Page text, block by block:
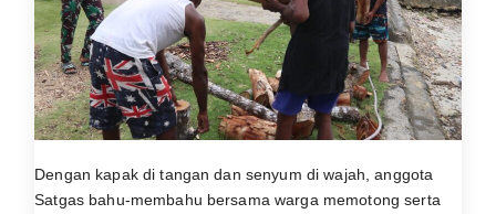
Dengan kapak di tangan dan senyum di wajah, anggota
Satgas bahu-membahu bersama warga memotong serta